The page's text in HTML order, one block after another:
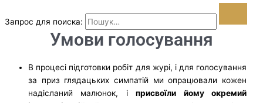
Запрос для поиска:
Умови голосування
В процесі підготовки робіт для журі, і для голосування
за приз глядацьких симпатій ми опрацювали кожен
надісланий малюнок, іприсвоїли йому окремий